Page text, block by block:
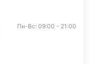
Пн-Вс: 09:00 - 21:00